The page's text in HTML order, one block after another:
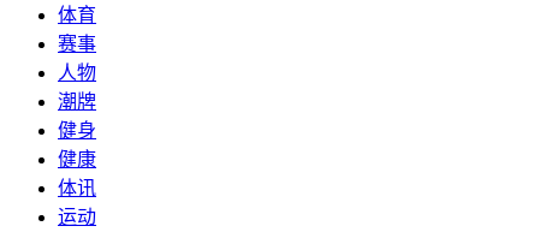
体育
赛事
人物
潮牌
健身
健康
体讯
运动